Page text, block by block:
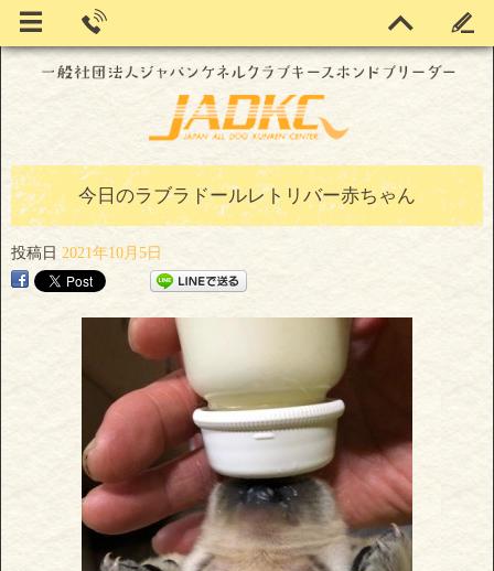
今日のラブラドールレトリバー赤ちゃん
投稿日 2021年10月5日